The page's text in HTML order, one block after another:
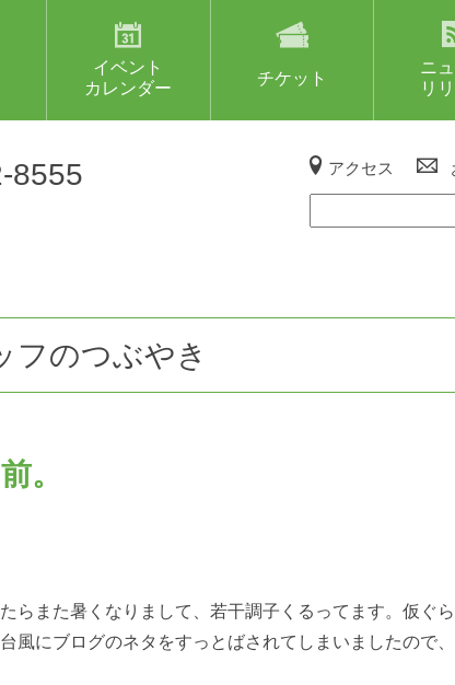
イベント
カレンダー
チケット
ニ
リ
8555 アクセス
フのつぶやき
。
らまた暑くなりまして、若干調子くるってます。仮ぐら
風にブログのネタをすっとばされてしまいましたので、